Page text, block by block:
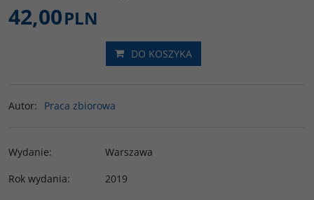
42,00PLN
DO KOSZYKA
Autor: Praca zbiorowa
Wydanie:
Warszawa
Rok wydania:
2019